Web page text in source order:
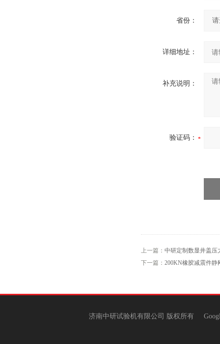
省份：
详细地址：
补充说明：
验证码：
上一篇： 中研定制数显井盖压
下一篇： 200KN橡胶减震件静
济南中研试验机有限公司 版权所有